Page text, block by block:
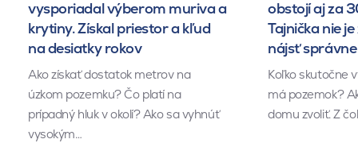
vysporiadal výberom muriva a
krytiny. Získal priestor a kľud
na desiatky rokov
Ako získať dostatok metrov na
úzkom pozemku? Čo platí na
prípadný hluk v okolí? Ako sa vyhnúť
vysokým…
obstojí aj za
Tajnička nie
nájsť
Koľko skutočne
má pozemok?
domu zvoliť. Z